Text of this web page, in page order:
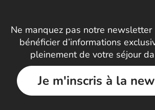
Ne manquez pas notre
bénéficier d’informations
pleinement de votre séjour
Je m'inscris à la